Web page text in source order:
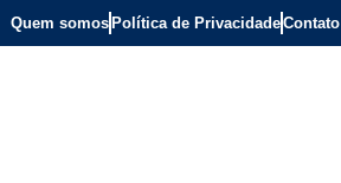
Quem somos Política de PrivacidadeContato